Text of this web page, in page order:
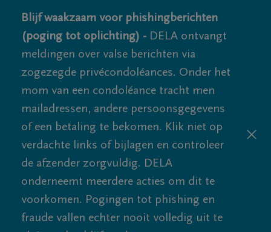
Blijf waakzaam voor phishingberichten
(poging tot oplichting) - DELA ontvangt
meldingen over valse berichten via
zogezegde privécondoléances. Onder het
mom van een condoléance tracht men
mailadressen, andere persoonsgegevens
of een betaling te bekomen. Klik niet op
verdachte links of bijlagen en controleer
de afzender zorgvuldig. DELA
onderneemt meerdere acties om dit te
voorkomen. Pogingen tot phishing en
fraude vallen echter nooit volledig uit te